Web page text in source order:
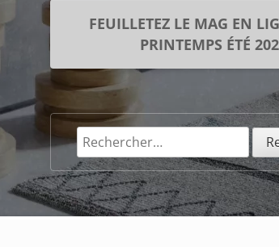
FEUILLETEZ LE MAG EN
PRINTEMPS ÉTÉ
Rechercher :